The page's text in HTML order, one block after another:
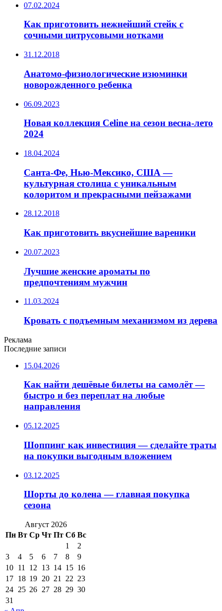
07.02.2024
Как приготовить нежнейший стейк с
сочными цитрусовыми нотками
31.12.2018
Анатомо-физиологические изюминки
новорожденного ребенка
06.09.2023
Новая коллекция Celine на сезон весна-лето
2024
18.04.2024
Санта-Фе, Нью-Мексико, США —
культурная столица с уникальным
колоритом и прекрасными пейзажами
28.12.2018
Как приготовить вкуснейшие вареники
20.07.2023
Лучшие женские ароматы по
предпочтениям мужчин
11.03.2024
Кровать с подъемным механизмом из дерева
Реклама
Последние записи
15.04.2026
Как найти дешёвые билеты на самолёт —
быстро и без переплат на любые
направления
05.12.2025
Шоппинг как инвестиция — сделайте траты
на покупки выгодным вложением
03.12.2025
Шорты до колена — главная покупка
сезона
Август 2026
Пн Вт Ср Чт Пт Сб Вс
1
2
3
4 5 6 7 8
9
10 11 12 13 14 15 16
17 18 19 20 21 22 23
24 25 26 27 28 29 30
31